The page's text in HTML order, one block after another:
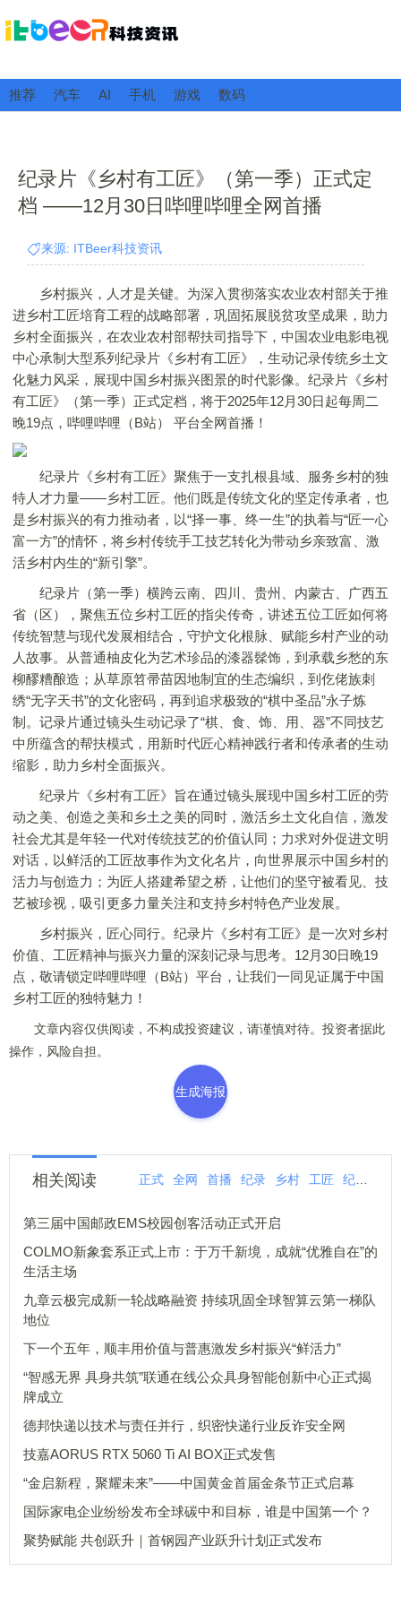
推荐 汽车 AI 手机 游戏 数码
纪录片《乡村有工匠》（第一季）正式定
档 ——12月30日哔哩哔哩全网首播
来源: ITBeer科技资讯
乡村振兴，人才是关键。为深入贯彻落实农业农村部关于推
进乡村工匠培育工程的战略部署，巩固拓展脱贫攻坚成果，助力
乡村全面振兴，在农业农村部帮扶司指导下，中国农业电影电视
中心承制大型系列纪录片《乡村有工匠》，生动记录传统乡土文
化魅力风采，展现中国乡村振兴图景的时代影像。纪录片《乡村
有工匠》（第一季）正式定档，将于2025年12月30日起每周二
晚19点，哔哩哔哩（B站） 平台全网首播！
纪录片《乡村有工匠》聚焦于一支扎根县域、服务乡村的独
特人才力量——乡村工匠。他们既是传统文化的坚定传承者，也
是乡村振兴的有力推动者，以“择一事、终一生”的执着与“匠一心
富一方”的情怀，将乡村传统手工技艺转化为带动乡亲致富、激
活乡村内生的“新引擎”。
纪录片（第一季）横跨云南、四川、贵州、内蒙古、广西五
省（区），聚焦五位乡村工匠的指尖传奇，讲述五位工匠如何将
传统智慧与现代发展相结合，守护文化根脉、赋能乡村产业的动
人故事。从普通柚皮化为艺术珍品的漆器髹饰，到承载乡愁的东
柳醪糟酿造；从草原笤帚苗因地制宜的生态编织，到仡佬族刺
绣“无字天书”的文化密码，再到追求极致的“棋中圣品”永子炼
制。记录片通过镜头生动记录了“棋、食、饰、用、器”不同技艺
中所蕴含的帮扶模式，用新时代匠心精神践行者和传承者的生动
缩影，助力乡村全面振兴。
纪录片《乡村有工匠》旨在通过镜头展现中国乡村工匠的劳
动之美、创造之美和乡土之美的同时，激活乡土文化自信，激发
社会尤其是年轻一代对传统技艺的价值认同；力求对外促进文明
对话，以鲜活的工匠故事作为文化名片，向世界展示中国乡村的
活力与创造力；为匠人搭建希望之桥，让他们的坚守被看见、技
艺被珍视，吸引更多力量关注和支持乡村特色产业发展。
乡村振兴，匠心同行。纪录片《乡村有工匠》是一次对乡村
价值、工匠精神与振兴力量的深刻记录与思考。12月30日晚19
点，敬请锁定哔哩哔哩（B站）平台，让我们一同见证属于中国
乡村工匠的独特魅力！
文章内容仅供阅读，不构成投资建议，请谨慎对待。投资者据此
操作，风险自担。
生成海报
相关阅读 正式 全网 首播 纪录 乡村 工匠 纪录片
第三届中国邮政EMS校园创客活动正式开启
COLMO新象套系正式上市：于万千新境，成就“优雅自在”的
生活主场
九章云极完成新一轮战略融资 持续巩固全球智算云第一梯队
地位
下一个五年，顺丰用价值与普惠激发乡村振兴“鲜活力”
“智感无界 具身共筑”联通在线公众具身智能创新中心正式揭
牌成立
德邦快递以技术与责任并行，织密快递行业反诈安全网
技嘉AORUS RTX 5060 Ti AI BOX正式发售
“金启新程，聚耀未来”——中国黄金首届金条节正式启幕
国际家电企业纷纷发布全球碳中和目标，谁是中国第一个？
聚势赋能 共创跃升｜首钢园产业跃升计划正式发布